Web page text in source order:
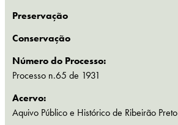
Preservação
Conservação
Número do Processo:
Processo n.65 de 1931
Acervo:
Aquivo Público e Histórico de Ribeirão Preto